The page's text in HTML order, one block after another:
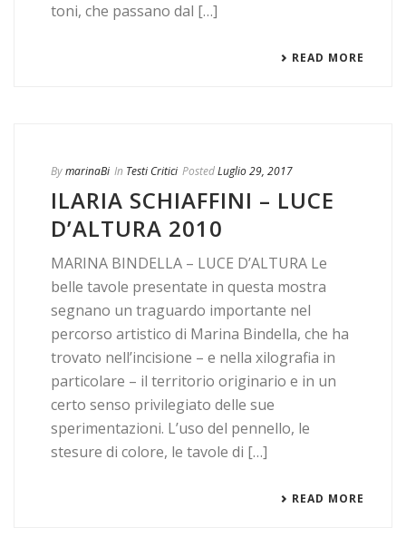
toni, che passano dal […]
READ MORE
BymarinaBi In Testi Critici PostedLuglio 29, 2017
ILARIA SCHIAFFINI – LUCE
D’ALTURA 2010
MARINA BINDELLA – LUCE D’ALTURA Le
belle tavole presentate in questa mostra
segnano un traguardo importante nel
percorso artistico di Marina Bindella, che ha
trovato nell’incisione – e nella xilografia in
particolare – il territorio originario e in un
certo senso privilegiato delle sue
sperimentazioni. L’uso del pennello, le
stesure di colore, le tavole di […]
READ MORE